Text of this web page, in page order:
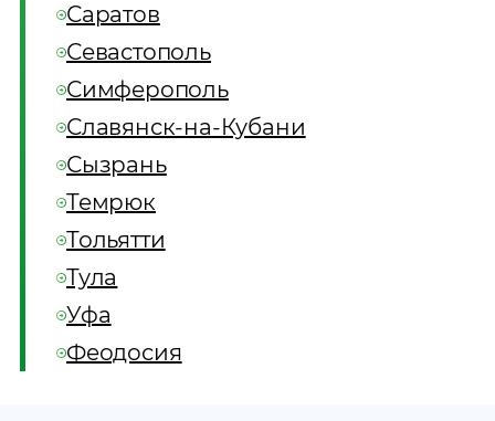
Саратов
Севастополь
Симферополь
Славянск-на-Кубани
Сызрань
Темрюк
Тольятти
Тула
Уфа
Феодосия